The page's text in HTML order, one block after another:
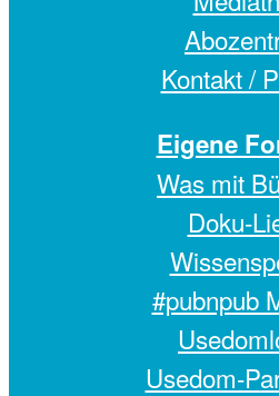
Kontakt /
Eigene
Was mit
Doku-
#pubnpub
Usedom-